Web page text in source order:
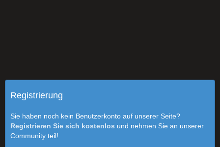
Registrierung
Sie haben noch kein Benutzerkonto auf unserer Seite?
Registrieren Sie sich kostenlos und nehmen Sie an unserer
Community teil!